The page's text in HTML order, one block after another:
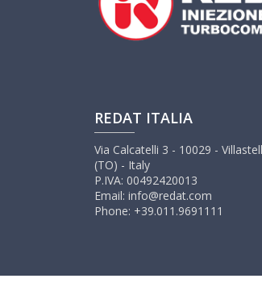
REDAT ITALIA
Via Calcatelli 3 - 10029 -
(TO) - Italy
P.IVA: 00492420013
Email: info@redat.com
Phone: +39.011.9691111